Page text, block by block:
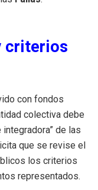
criterios
con fondos
colectiva debe
de las
que se revise el
los criterios
representados.